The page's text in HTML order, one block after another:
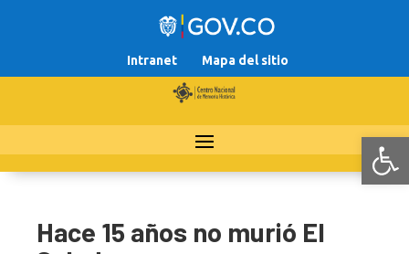
Intranet Mapa del sitio
Hace 15 años no murió El